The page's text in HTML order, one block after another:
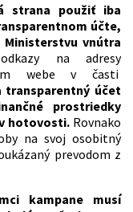
strana použiť iba
účte,
vnútra
na adresy
webe v časti
transparentný účet
prostriedky
hotovosti.Rovnako
na svoj osobitný
prevodom z
kampane musí